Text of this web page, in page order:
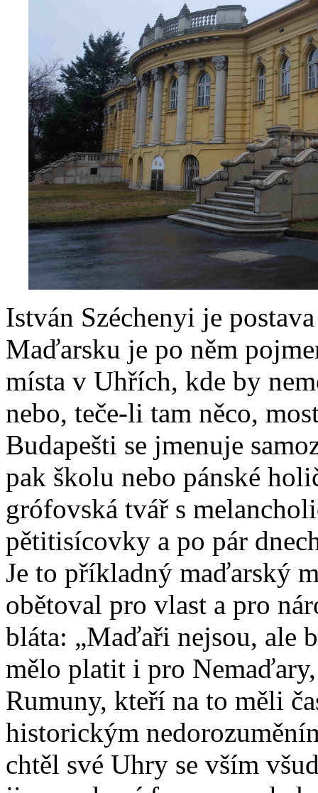
István Széchenyi je
Maďarsku je po něm
místa v Uhřích, kde by
nebo, teče-li tam něco,
Budapešti se jmenuje
pak školu nebo pánské
grófovská tvář s
pětitisícovky a po pár
Je to příkladný maďarský
obětoval pro vlast a pro
bláta: „Maďaři nejsou, ale
mělo platit i pro
Rumuny, kteří na to měli
historickým
chtěl své Uhry se vším